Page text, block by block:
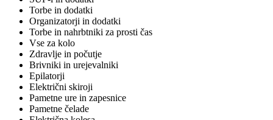
Torbe in dodatki
Organizatorji in dodatki
Torbe in nahrbtniki za prosti čas
Vse za kolo
Zdravlje in počutje
Brivniki in urejevalniki
Epilatorji
Električni skiroji
Pametne ure in zapesnice
Pametne čelade